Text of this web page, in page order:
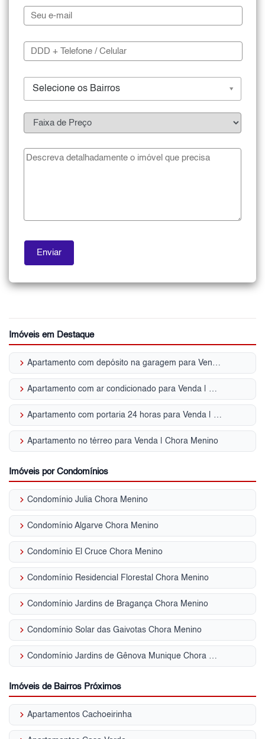
Selecione os Bairros
Imóveis em Destaque
keyboard_arrow_right Apartamento com depósito na garagem para Venda | Chora Menino
keyboard_arrow_right Apartamento com ar condicionado para Venda | Chora Menino
keyboard_arrow_right Apartamento com portaria 24 horas para Venda | Chora Menino
keyboard_arrow_right Apartamento no térreo para Venda | Chora Menino
Imóveis por Condomínios
keyboard_arrow_right Condomínio Julia Chora Menino
keyboard_arrow_right Condomínio Algarve Chora Menino
keyboard_arrow_right Condomínio El Cruce Chora Menino
keyboard_arrow_right Condomínio Residencial Florestal Chora Menino
keyboard_arrow_right Condomínio Jardins de Bragança Chora Menino
keyboard_arrow_right Condomínio Solar das Gaivotas Chora Menino
keyboard_arrow_right Condomínio Jardins de Gênova Munique Chora Menino
Imóveis de Bairros Próximos
keyboard_arrow_right Apartamentos Cachoeirinha